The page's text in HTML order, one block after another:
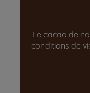
Le cacao de
conditions de